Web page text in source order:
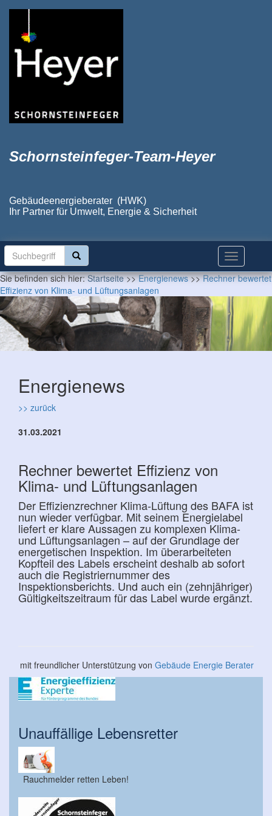
Schornsteinfeger-Team-Heyer
Gebäudeenergieberater (HWK)
Ihr Partner für Umwelt, Energie & Sicherheit
Sie befinden sich hier:Startseite>>Energienews>>Rechner bewertet
Effizienz von Klima- und Lüftungsanlagen
Energienews
>> zurück
31.03.2021
Rechner bewertet Effizienz von
Klima- und Lüftungsanlagen
Der Effizienzrechner Klima-Lüftung des BAFA ist
nun wieder verfügbar. Mit seinem Energielabel
liefert er klare Aussagen zu komplexen Klima-
und Lüftungsanlagen – auf der Grundlage der
energetischen Inspektion. Im überarbeiteten
Kopfteil des Labels erscheint deshalb ab sofort
auch die Registriernummer des
Inspektionsberichts. Und auch ein (zehnjähriger)
Gültigkeitszeitraum für das Label wurde ergänzt.
mit freundlicher Unterstützung von Gebäude Energie Berater
Unauffällige Lebensretter
Rauchmelder retten Leben!